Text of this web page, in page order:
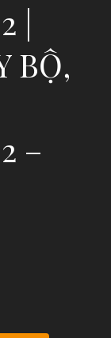
|
BỘ,
–
THAO GPS